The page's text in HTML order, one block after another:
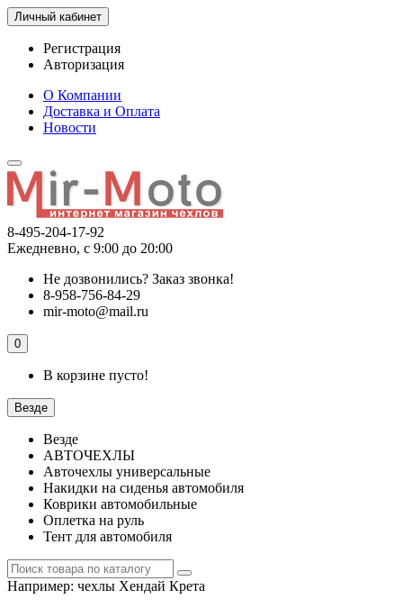
Личный кабинет
Регистрация
Авторизация
О Компании
Доставка и Оплата
Новости
8-495-204-17-92
Ежедневно, с 9:00 до 20:00
Не дозвонились? Заказ звонка!
8-958-756-84-29
mir-moto@mail.ru
0
В корзине пусто!
Везде
Везде
АВТОЧЕХЛЫ
Авточехлы универсальные
Накидки на сиденья автомобиля
Коврики автомобильные
Оплетка на руль
Тент для автомобиля
Например: чехлы Хендай Крета